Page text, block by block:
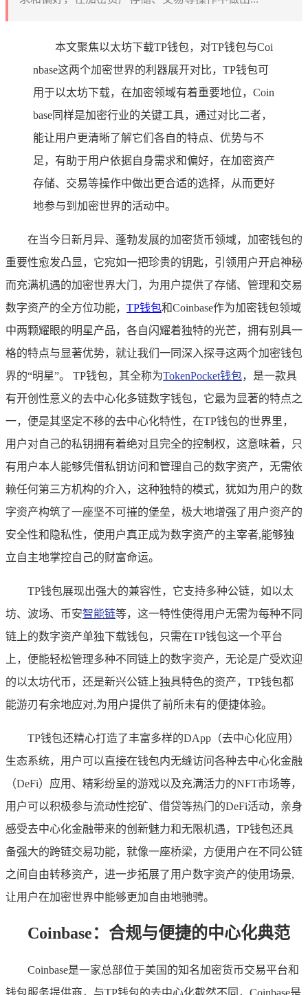
本文聚焦以太坊下载TP钱包，对TP钱包与Coi
nbase这两个加密世界的利器展开对比，TP钱包可
用于以太坊下载，在加密领域有着重要地位，Coin
base同样是加密行业的关键工具，通过对比二者，
能让用户更清晰了解它们各自的特点、优势与不
足，有助于用户依据自身需求和偏好，在加密资产
存储、交易等操作中做出更合适的选择，从而更好
地参与到加密世界的活动中。
在当今日新月异、蓬勃发展的加密货币领域，加密钱包的
重要性愈发凸显，它宛如一把珍贵的钥匙，引领用户开启神秘
而充满机遇的加密世界大门，为用户提供了存储、管理和交易
数字资产的全方位功能， TP钱包和Coinbase作为加密钱包领域
中两颗耀眼的明星产品，各自闪耀着独特的光芒，拥有别具一
格的特点与显著优势，就让我们一同深入探寻这两个加密钱包
界的“明星”。 TP钱包，其全称为TokenPocket钱包，是一款具
有开创性意义的去中心化多链数字钱包，它最为显著的特点之
一，便是其坚定不移的去中心化特性，在TP钱包的世界里，
用户对自己的私钥拥有着绝对且完全的控制权，这意味着，只
有用户本人能够凭借私钥访问和管理自己的数字资产，无需依
赖任何第三方机构的介入，这种独特的模式，犹如为用户的数
字资产构筑了一座坚不可摧的堡垒，极大地增强了用户资产的
安全性和隐私性，使用户真正成为数字资产的主宰者,能够独
立自主地掌控自己的财富命运。
TP钱包展现出强大的兼容性，它支持多种公链，如以太
坊、波场、币安智能链等，这一特性使得用户无需为每种不同
链上的数字资产单独下载钱包，只需在TP钱包这一个平台
上，便能轻松管理多种不同链上的数字资产，无论是广受欢迎
的以太坊代币，还是新兴公链上独具特色的资产，TP钱包都
能游刃有余地应对,为用户提供了前所未有的便捷体验。
TP钱包还精心打造了丰富多样的DApp（去中心化应用）
生态系统，用户可以直接在钱包内无缝访问各种去中心化金融
（DeFi）应用、精彩纷呈的游戏以及充满活力的NFT市场等，
用户可以积极参与流动性挖矿、借贷等热门的DeFi活动，亲身
感受去中心化金融带来的创新魅力和无限机遇，TP钱包还具
备强大的跨链交易功能，就像一座桥梁，方便用户在不同公链
之间自由转移资产，进一步拓展了用户数字资产的使用场景,
让用户在加密世界中能够更加自由地驰骋。
Coinbase：合规与便捷的中心化典范
Coinbase是一家总部位于美国的知名加密货币交易平台和
钱包服务提供商，与TP钱包的去中心化截然不同，Coinbase是